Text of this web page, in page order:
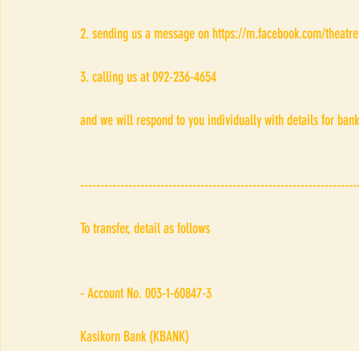
2. sending us a message on https://m.facebook.com/
3. calling us at 092-236-4654
and we will respond to you individually with details for
To transfer, detail as follows
- Account No. 003-1-60847-3
Kasikorn Bank (KBANK)